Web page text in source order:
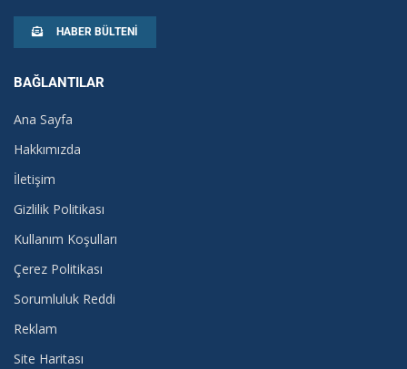
HABER BÜLTENI
BAĞLANTILAR
Ana Sayfa
Hakkımızda
İletişim
Gizlilik Politikası
Kullanım Koşulları
Çerez Politikası
Sorumluluk Reddi
Reklam
Site Haritası